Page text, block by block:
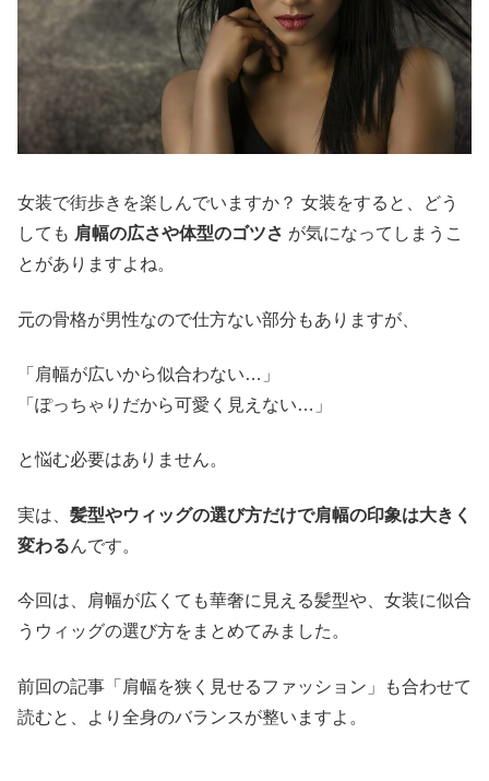
女装で街歩きを楽しんでいますか？ 女装をすると、どう
しても 肩幅の広さや体型のゴツさ が気になってしまうこ
とがありますよね。
元の骨格が男性なので仕方ない部分もありますが、
「肩幅が広いから似合わない…」
「ぽっちゃりだから可愛く見えない…」
と悩む必要はありません。
実は、 髪型やウィッグの選び方だけで肩幅の印象は大きく
変わるんです。
今回は、肩幅が広くても華奢に見える髪型や、女装に似合
うウィッグの選び方をまとめてみました。
前回の記事「肩幅を狭く見せるファッション」も合わせて
読むと、より全身のバランスが整いますよ。